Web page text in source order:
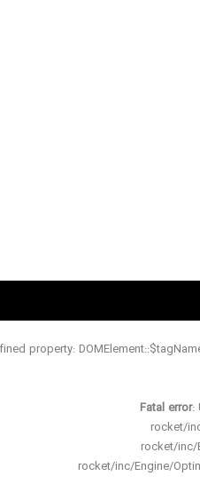
property:
Fatal error:
rocket/
rocket/
rocket/inc/Engine/